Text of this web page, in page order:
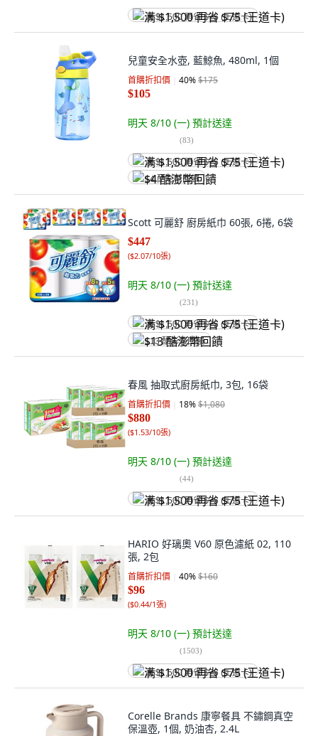
满 $1,500 再省 $75 (王道卡)
兒童安全水壺, 藍鯨魚, 480ml, 1個
首購折扣價 40%$175
$105
明天 8/10 (一) 預計送達
(83)
满 $1,500 再省 $75 (王道卡)
$4 酷澎幣回饋
Scott 可麗舒 廚房紙巾 60張, 6捲, 6袋
$447
($2.07/10張)
明天 8/10 (一) 預計送達
(231)
满 $1,500 再省 $75 (王道卡)
$13 酷澎幣回饋
春風 抽取式廚房紙巾, 3包, 16袋
首購折扣價 18%$1,080
$880
($1.53/10張)
明天 8/10 (一) 預計送達
(44)
满 $1,500 再省 $75 (王道卡)
HARIO 好璃奧 V60 原色濾紙 02, 110
張, 2包
首購折扣價 40%$160
$96
($0.44/1張)
明天 8/10 (一) 預計送達
(1503)
满 $1,500 再省 $75 (王道卡)
Corelle Brands 康寧餐具 不鏽鋼真空
保溫壺, 1個, 奶油杏, 2.4L